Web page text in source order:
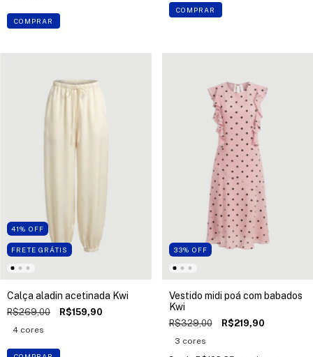
COMPRAR
COMPRAR
41% OFF
FRETE GRÁTIS
Calça aladin acetinada Kwi
R$269,00 R$159,90
4 cores
33% OFF
Vestido midi poá com babados
Kwi
R$329,00 R$219,90
3 cores